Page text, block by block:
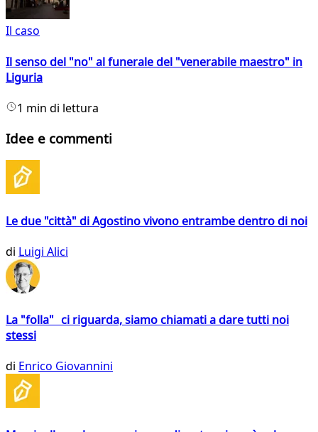
Il caso
Il senso del "no" al funerale del "venerabile maestro" in
Liguria
1 min di lettura
Idee e commenti
Le due "città" di Agostino vivono entrambe dentro di noi
di Luigi Alici
La "folla" ci riguarda, siamo chiamati a dare tutti noi
stessi
di Enrico Giovannini